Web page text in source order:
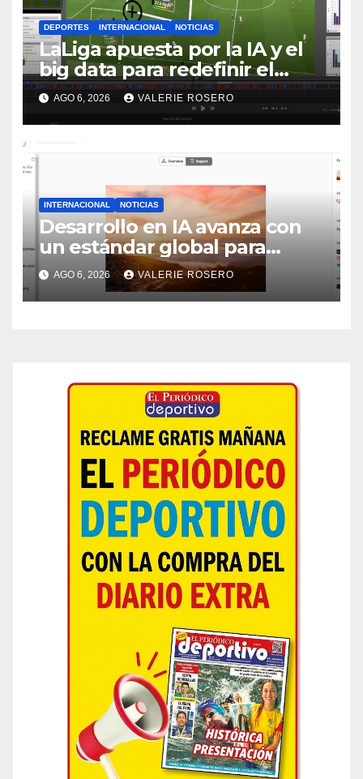
DEPORTES INTERNACIONAL NOTICIAS
LaLiga apuesta por la IA y el
big data para redefinir el
deporte rey
AGO 6, 2026 VALERIE ROSERO
INTERNACIONAL NOTICIAS
Desarrollo en IA avanza con
un estándar global para
autenticar imágenes, videos y
audios generados por IA
AGO 6, 2026 VALERIE ROSERO